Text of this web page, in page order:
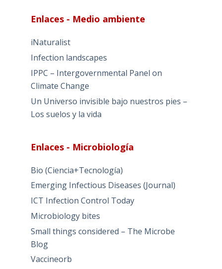
Enlaces - Medio ambiente
iNaturalist
Infection landscapes
IPPC – Intergovernmental Panel on
Climate Change
Un Universo invisible bajo nuestros pies –
Los suelos y la vida
Enlaces - Microbiología
Bio (Ciencia+Tecnología)
Emerging Infectious Diseases (Journal)
ICT Infection Control Today
Microbiology bites
Small things considered – The Microbe
Blog
Vaccineorb